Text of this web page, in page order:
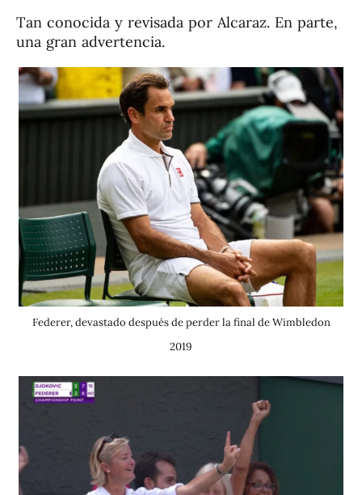
Tan conocida y revisada por Alcaraz. En parte,
una gran advertencia.
Federer, devastado después de perder la final de Wimbledon
2019